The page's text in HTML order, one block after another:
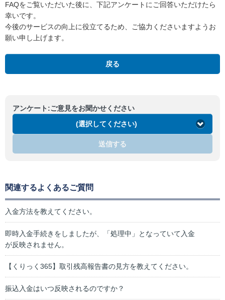
FAQをご覧いただいた後に、下記アンケートにご回答いただけたら
幸いです。
今後のサービスの向上に役立てるため、ご協力くださいますようお
願い申し上げます。
戻る
アンケート:ご意見をお聞かせください
(選択してください)
送信する
関連するよくあるご質問
入金方法を教えてください。
即時入金手続きをしましたが、「処理中」となっていて入金
が反映されません。
【くりっく365】取引残高報告書の見方を教えてください。
振込入金はいつ反映されるのですか？